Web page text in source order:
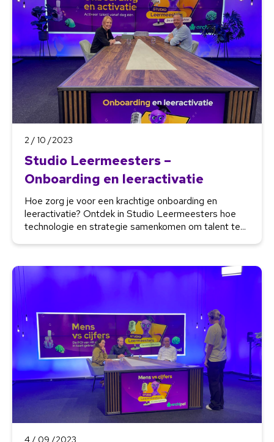
2 / 10 /2023
Studio Leermeesters –
Onboarding en leeractivatie
Hoe zorg je voor een krachtige onboarding en
leeractivatie? Ontdek in Studio Leermeesters hoe
technologie en strategie samenkomen om talent te...
4 / 09 /2023